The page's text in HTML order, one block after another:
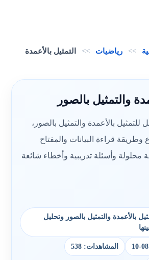
>> رياضيات >>
التمثيل بالأعمدة
والتمثيل بالصور
بالأعمدة والتمثيل بالصور،
قراءة البيانات والمفتاح
محلولة وأسئلة تدريبية وأخطاء شائعة
بالأعمدة والتمثيل بالصور وتحليل
المشاهدات: 538